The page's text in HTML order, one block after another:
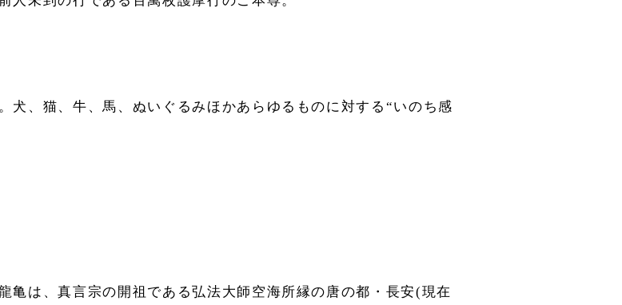
犬、猫、牛、馬、ぬいぐるみほかあらゆるものに対する“いのち感
亀は、真言宗の開祖である弘法大師空海所縁の唐の都・長安(現在